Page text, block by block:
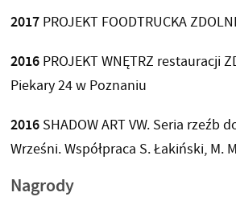
2017PROJEKT FOODTRUCKA ZDOLNI
2016PROJEKT WNĘTRZ restauracji
Piekary 24 w Poznaniu
2016SHADOW ART VW. Seria rzeźb
Wrześni. Współpraca S. Łakiński, M.
Nagrody